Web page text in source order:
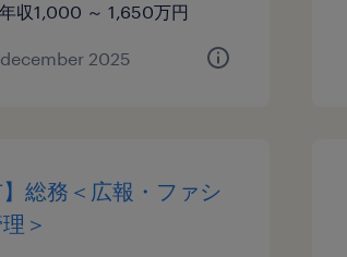
収1,000 ～ 1,650万円
2025
】総務＜広報・ファシ
＞